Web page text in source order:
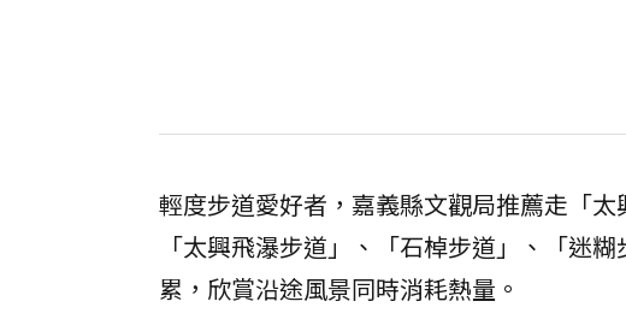
輕度步道愛好者，嘉義縣文觀局推薦走「
「太興飛瀑步道」、「石棹步道」、「迷
累，欣賞沿途風景同時消耗熱量。